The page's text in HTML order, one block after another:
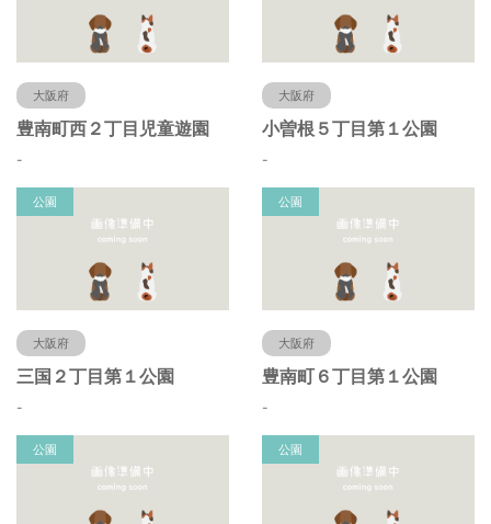
大阪府
豊南町西２丁目児童遊園
-
大阪府
小曽根５丁目第１公園
-
公園
大阪府
三国２丁目第１公園
-
公園
大阪府
豊南町６丁目第１公園
-
公園 公園